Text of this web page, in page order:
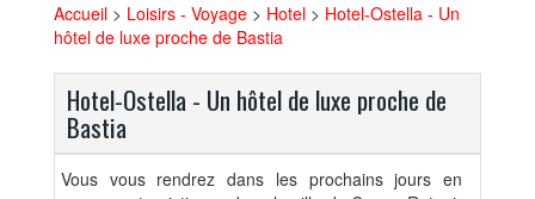
Accueil > Loisirs - Voyage > Hotel > Hotel-Ostella - Un
hôtel de luxe proche de Bastia
Hotel-Ostella - Un hôtel de luxe proche de
Bastia
Vous vous rendrez dans les prochains jours en